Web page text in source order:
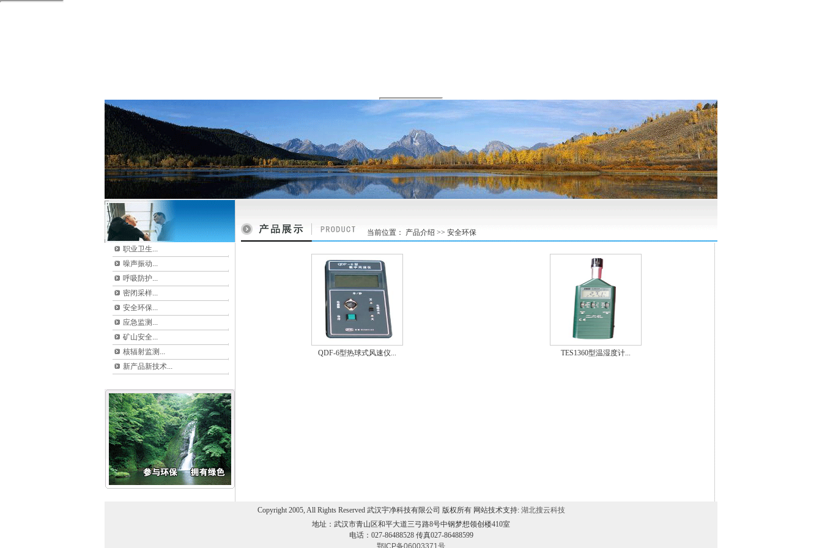
职业卫生...
噪声振动...
呼吸防护...
密闭采样...
安全环保...
应急监测 ...
矿山安全...
核辐射监测 ...
新产品新技术...
当前位置： 产品介绍 >> 安全环保
QDF-6型热球式风速仪... TES1360型温湿度计...
Copyright 2005, All Rights Reserved 武汉宇净科技有限公司 版权所有 网站技术支持: 湖北搜云科技
地址：武汉市青山区和平大道三弓路8号中钢梦想领创楼410室
电话：027-86488528 传真027-86488599
鄂ICP备06003371号